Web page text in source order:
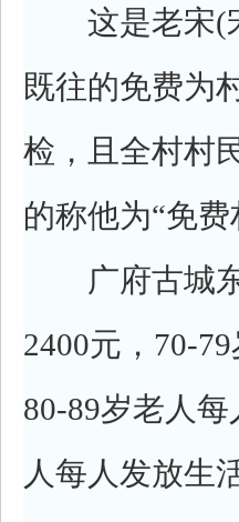
这是老宋(宋
既往的免费为
检，且全村村
的称他为“免费
广府古城东
2400元，70-
80-89岁老人
人每人发放生